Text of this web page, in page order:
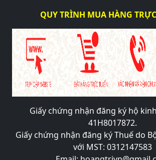
QUY TRÌNH MUA HÀNG
Giấy chứng nhận đăng ký hộ
41H8017872.
Giấy chứng nhận đăng ký Thuế do
với MST: 0312147583